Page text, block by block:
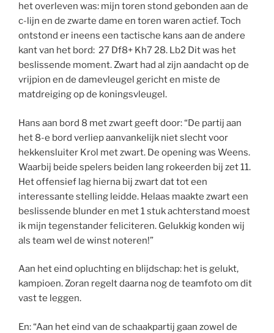
het overleven was: mijn toren stond gebonden aan de
c-lijn en de zwarte dame en toren waren actief. Toch
ontstond er ineens een tactische kans aan de andere
kant van het bord: 27 Df8+ Kh7 28. Lb2 Dit was het
beslissende moment. Zwart had al zijn aandacht op de
vrijpion en de damevleugel gericht en miste de
matdreiging op de koningsvleugel.
Hans aan bord 8 met zwart geeft door: “De partij aan
het 8-e bord verliep aanvankelijk niet slecht voor
hekkensluiter Krol met zwart. De opening was Weens.
Waarbij beide spelers beiden lang rokeerden bij zet 11.
Het offensief lag hierna bij zwart dat tot een
interessante stelling leidde. Helaas maakte zwart een
beslissende blunder en met 1 stuk achterstand moest
ik mijn tegenstander feliciteren. Gelukkig konden wij
als team wel de winst noteren!”
Aan het eind opluchting en blijdschap: het is gelukt,
kampioen. Zoran regelt daarna nog de teamfoto om dit
vast te leggen.
En: “Aan het eind van de schaakpartij gaan zowel de